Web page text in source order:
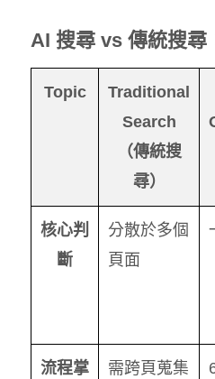
AI 搜尋 vs 傳統搜尋
Topic
Traditional
Search
（傳統搜
尋）
核心判
斷
分散於多個
頁面
流程掌
需跨頁蒐集